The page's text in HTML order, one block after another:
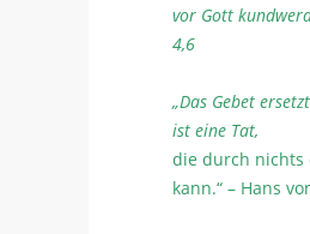
vor Gott
4,6
„Das Gebet
ist eine Tat,
die durch nichts
kann.“ – Hans